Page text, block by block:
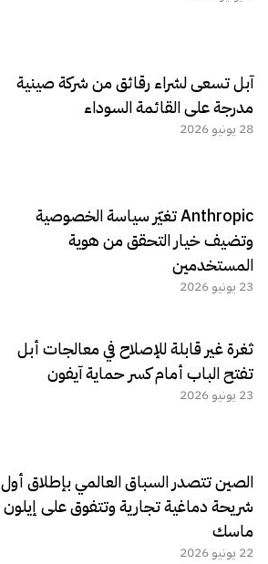
آبل تسعى لشراء رقائق من شركة صينية
مدرجة على القائمة السوداء
28 يونيو 2026
Anthropic تغيّر سياسة الخصوصية
وتضيف خيار التحقق من هوية
المستخدمين
23 يونيو 2026
ثغرة غير قابلة للإصلاح في معالجات أبل
تفتح الباب أمام كسر حماية آيفون
23 يونيو 2026
الصين تتصدر السباق العالمي بإطلاق أول
شريحة دماغية تجارية وتتفوق على إيلون
ماسك
22 يونيو 2026